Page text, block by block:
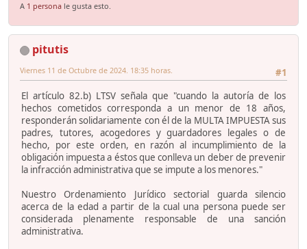
A 1 persona le gusta esto.
pitutis
#1
Viernes 11 de Octubre de 2024. 18:35 horas.
El artículo 82.b) LTSV señala que "cuando la autoría de los
hechos cometidos corresponda a un menor de 18 años,
responderán solidariamente con él de la MULTA IMPUESTA sus
padres, tutores, acogedores y guardadores legales o de
hecho, por este orden, en razón al incumplimiento de la
obligación impuesta a éstos que conlleva un deber de prevenir
la infracción administrativa que se impute a los menores."
Nuestro Ordenamiento Jurídico sectorial guarda silencio
acerca de la edad a partir de la cual una persona puede ser
considerada plenamente responsable de una sanción
administrativa.